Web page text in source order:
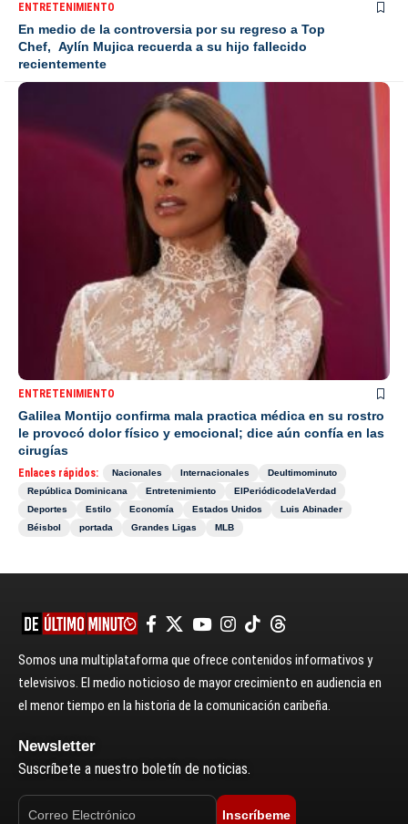
ENTRETENIMIENTO
En medio de la controversia por su regreso a Top
Chef, Aylín Mujica recuerda a su hijo fallecido
recientemente
ENTRETENIMIENTO
Galilea Montijo confirma mala practica médica en su rostro
le provocó dolor físico y emocional; dice aún confía en las
cirugías
Enlaces rápidos: Nacionales Internacionales
Deultimominuto
República Dominicana
Entretenimiento
ElPeriódicodelaVerdad
Deportes
Estilo Economía Estados Unidos
Luis Abinader
Béisbol
portada Grandes Ligas MLB
Somos una multiplataforma que ofrece contenidos informativos y
televisivos. El medio noticioso de mayor crecimiento en audiencia en
el menor tiempo en la historia de la comunicación caribeña.
Newsletter
Suscríbete a nuestro boletín de noticias.
Inscríbeme